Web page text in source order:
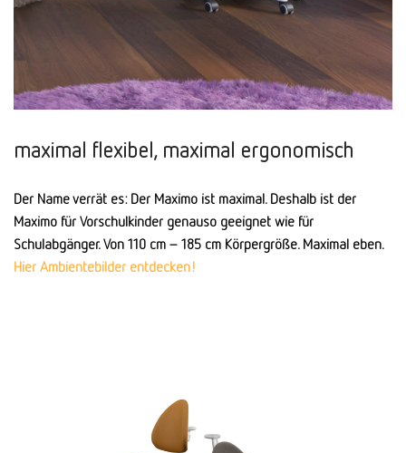
maximal flexibel, maximal ergonomisch
Der Name verrät es: Der Maximo ist maximal. Deshalb ist der
Maximo für Vorschulkinder genauso geeignet wie für
Schulabgänger. Von 110 cm – 185 cm Körpergröße. Maximal eben.
Hier Ambientebilder entdecken!